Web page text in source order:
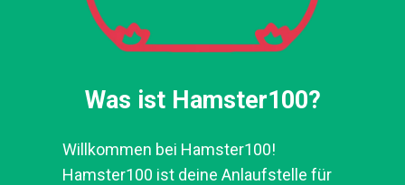
Was ist Hamster100?
Willkommen bei Hamster100!
Hamster100 ist deine Anlaufstelle für